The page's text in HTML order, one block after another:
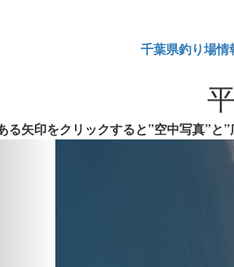
千葉県釣り場情
る矢印をクリックすると”空中写真”と